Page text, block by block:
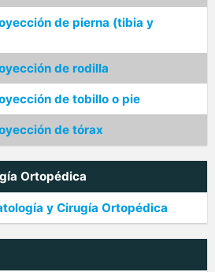
de pierna (tibia y
de rodilla
de tobillo o pie
de tórax
Ortopédica
y Cirugía Ortopédica